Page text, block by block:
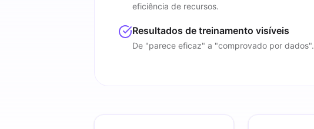
eficiência de recursos.
Resultados de treinamento visíveis
De "parece eficaz" a "comprovado por dados".